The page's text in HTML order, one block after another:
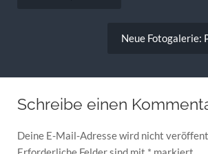
Neue Fotogalerie:
Schreibe einen
Deine E-Mail-Adresse wird nicht